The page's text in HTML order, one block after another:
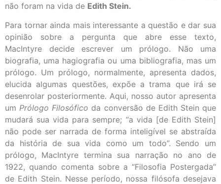
não foram na vida de Edith Stein.
Para tornar ainda mais interessante a questão e dar sua
opinião sobre a pergunta que abre esse texto,
MacIntyre decide escrever um prólogo. Não uma
biografia, uma hagiografia ou uma bibliografia, mas um
prólogo. Um prólogo, normalmente, apresenta dados,
elucida algumas questões, expõe a trama que irá se
desenrolar posteriormente. Aqui, nosso autor apresenta
um Prólogo Filosófico da conversão de Edith Stein que
mudará sua vida para sempre; “a vida [de Edith Stein]
não pode ser narrada de forma inteligível se abstraída
da história de sua vida como um todo”. Sendo um
prólogo, MacIntyre termina sua narração no ano de
1922, quando comenta sobre a “Filosofia Postergada”
de Edith Stein. Nesse período, nossa filósofa desejava